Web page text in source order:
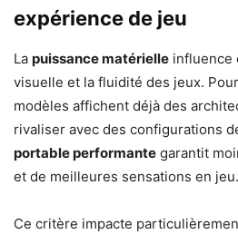
expérience de jeu
La puissance matérielle influence
visuelle et la fluidité des jeux.
modèles affichent déjà des
rivaliser avec des configurations
portable performante garantit
et de meilleures sensations en jeu.
Ce critère impacte